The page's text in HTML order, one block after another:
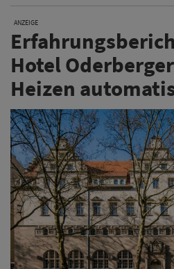
ANZEIGE
Hotel
Heizen